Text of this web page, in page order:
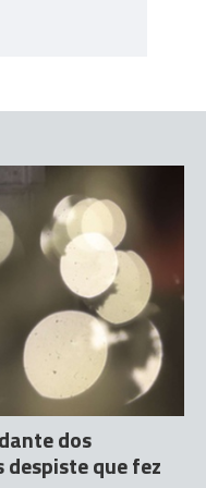
dos
que fez